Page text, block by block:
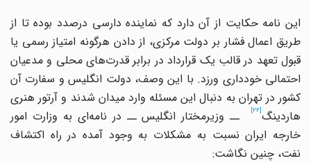
این نامه حکایت از آن دارد که نماینده دارسی درصدد بوده تا از
طریق اعمال فشار بر دولت مرکزی، از دادن هرگونه امتیاز رسمی یا
قبول تعهد در قالب یک قرارداد در برابر قدرتهای محلی و مدعیان
احتمالی خودداری ورزد. با این وصف، دولت انگلیس و سفارت آن
کشور در تهران به دنبال این مسئله وارد میدان شدند و آرتور هنری
هاردینگ[22] ــ وزیرمختار انگلیس ــ در نامهای به وزارت امور
خارجه ایران نسبت به مشکلات به وجود آمده در راه اکتشاف
نفت، چنین نگاشت: